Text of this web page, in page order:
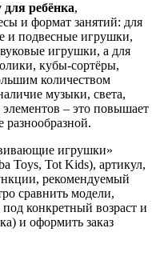
ребёнка,
и формат занятий: для
и подвесные игрушки,
игрушки, а для
кубы‑сортёры,
количеством
музыки, света,
– это повышает
разнообразной.
игрушки»
Toys, Tot Kids), артикул,
рекомендуемый
сравнить модели,
конкретный возраст и
и оформить заказ